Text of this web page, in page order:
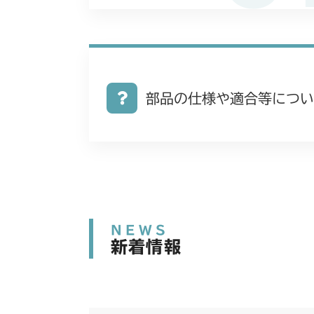
部品の仕様や適合等につ
NEWS
新着情報